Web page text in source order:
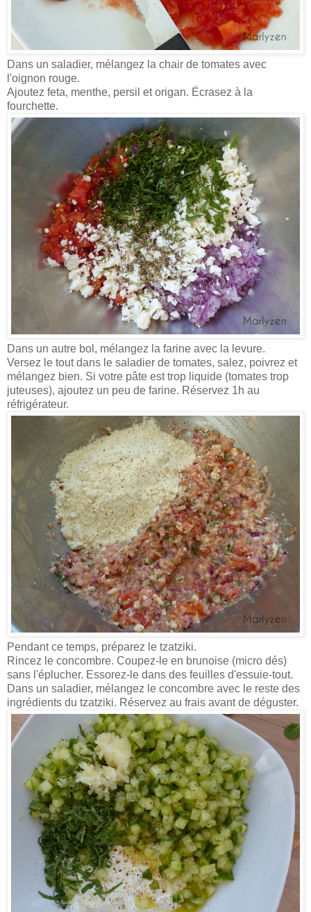
Dans un saladier, mélangez la chair de tomates avec
l'oignon rouge.
Ajoutez feta, menthe, persil et origan. Écrasez à la
fourchette.
Dans un autre bol, mélangez la farine avec la levure.
Versez le tout dans le saladier de tomates, salez, poivrez et
mélangez bien. Si votre pâte est trop liquide (tomates trop
juteuses), ajoutez un peu de farine. Réservez 1h au
réfrigérateur.
Pendant ce temps, préparez le tzatziki.
Rincez le concombre. Coupez-le en brunoise (micro dés)
sans l'éplucher. Essorez-le dans des feuilles d'essuie-tout.
Dans un saladier, mélangez le concombre avec le reste des
ingrédients du tzatziki. Réservez au frais avant de déguster.